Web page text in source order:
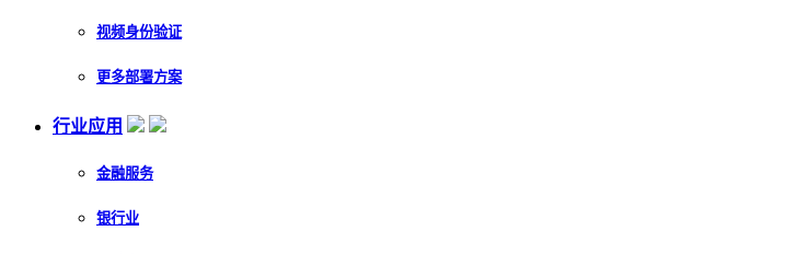
视频身份验证
更多部署方案
行业应用
金融服务
银行业